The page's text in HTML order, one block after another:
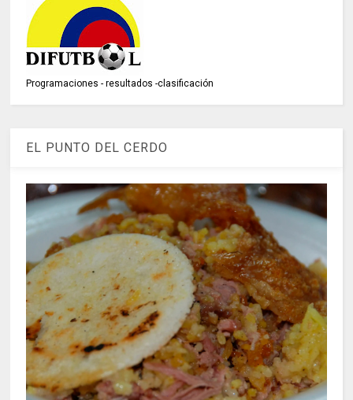
Programaciones - resultados -clasificación
EL PUNTO DEL CERDO